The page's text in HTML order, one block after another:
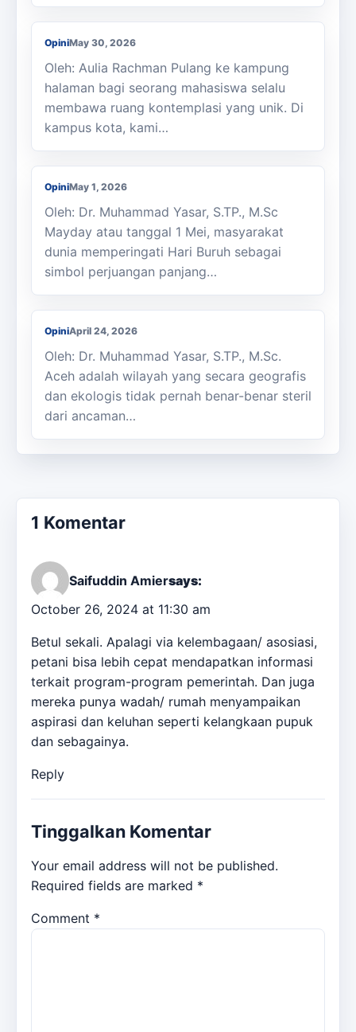
Ingin Kaya Raya?
OpiniMay 30, 2026
Oleh: Aulia Rachman Pulang ke kampung
halaman bagi seorang mahasiswa selalu
membawa ruang kontemplasi yang unik. Di
kampus kota, kami…
Memaknai Hari Buruh
OpiniMay 1, 2026
Oleh: Dr. Muhammad Yasar, S.TP., M.Sc
Mayday atau tanggal 1 Mei, masyarakat
dunia memperingati Hari Buruh sebagai
simbol perjuangan panjang…
Menata Ulang Pertanian Aceh Pasca
Bencana
OpiniApril 24, 2026
Oleh: Dr. Muhammad Yasar, S.TP., M.Sc.
Aceh adalah wilayah yang secara geografis
dan ekologis tidak pernah benar-benar steril
dari ancaman…
1 Komentar
Saifuddin Amiersays:
October 26, 2024 at 11:30 am
Betul sekali. Apalagi via kelembagaan/ asosiasi,
petani bisa lebih cepat mendapatkan informasi
terkait program-program pemerintah. Dan juga
mereka punya wadah/ rumah menyampaikan
aspirasi dan keluhan seperti kelangkaan pupuk
dan sebagainya.
Reply
Tinggalkan Komentar
Your email address will not be published.
Required fields are marked *
Comment *